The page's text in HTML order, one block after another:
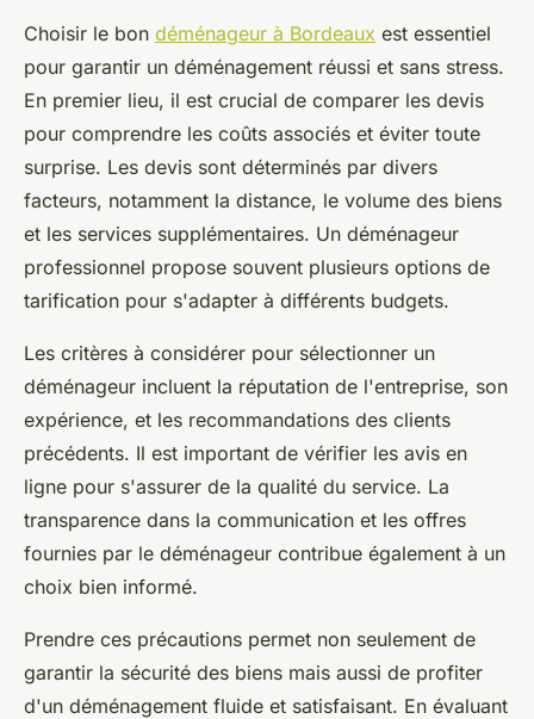
Choisir le bon déménageur à Bordeaux est essentiel
pour garantir un déménagement réussi et sans stress.
En premier lieu, il est crucial de comparer les devis
pour comprendre les coûts associés et éviter toute
surprise. Les devis sont déterminés par divers
facteurs, notamment la distance, le volume des biens
et les services supplémentaires. Un déménageur
professionnel propose souvent plusieurs options de
tarification pour s'adapter à différents budgets.
Les critères à considérer pour sélectionner un
déménageur incluent la réputation de l'entreprise, son
expérience, et les recommandations des clients
précédents. Il est important de vérifier les avis en
ligne pour s'assurer de la qualité du service. La
transparence dans la communication et les offres
fournies par le déménageur contribue également à un
choix bien informé.
Prendre ces précautions permet non seulement de
garantir la sécurité des biens mais aussi de profiter
d'un déménagement fluide et satisfaisant. En évaluant